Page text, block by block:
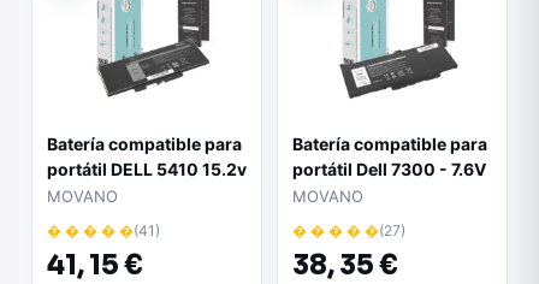
Batería compatible para
portátil DELL 5410 15.2v
4250 mAh Movano
MOVANO
� � � � �(41)
41,15 €
Batería compatible para
portátil Dell 7300 - 7.6V
| 7200 mAh | Marca
MOVANO
� � � � �(27)
38,35 €